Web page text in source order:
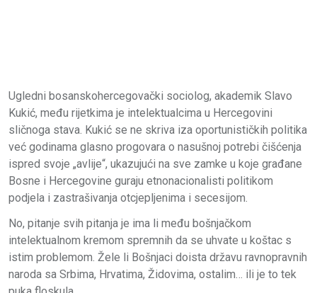
Ugledni bosanskohercegovački sociolog, akademik Slavo
Kukić, među rijetkima je intelektualcima u Hercegovini
sličnoga stava. Kukić se ne skriva iza oportunističkih politika
već godinama glasno progovara o nasušnoj potrebi čišćenja
ispred svoje „avlije“, ukazujući na sve zamke u koje građane
Bosne i Hercegovine guraju etnonacionalisti politikom
podjela i zastrašivanja otcjepljenima i secesijom.
No, pitanje svih pitanja je ima li među bošnjačkom
intelektualnom kremom spremnih da se uhvate u koštac s
istim problemom. Žele li Bošnjaci doista državu ravnopravnih
naroda sa Srbima, Hrvatima, Židovima, ostalim… ili je to tek